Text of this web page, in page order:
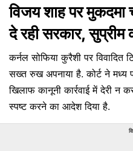
विजय शाह पर मुकदमा
दे रही सरकार, सुप्रीम
कर्नल सोफिया कुरैशी पर विवादित
सख्त रुख अपनाया है. कोर्ट ने मध्य
खिलाफ कानूनी कार्रवाई में देरी न
स्पष्ट करने का आदेश दिया है.